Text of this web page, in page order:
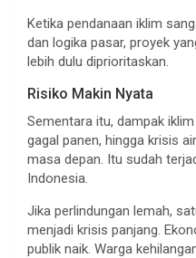
Ketika pendanaan iklim
dan logika pasar, proyek
lebih dulu diprioritaskan.
Risiko Makin Nyata
Sementara itu, dampak
gagal panen, hingga krisis
masa depan. Itu sudah
Indonesia.
Jika perlindungan lemah,
menjadi krisis panjang.
publik naik. Warga